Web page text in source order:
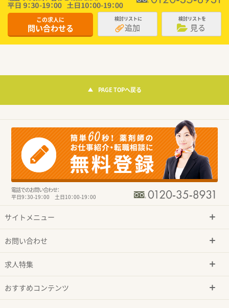
この求人に
問い合わせる
検討リストに
追加
検討リストを
見る
PAGE TOPへ戻る
電話でのお問い合わせ：
平日9：30-19：00 土日10：00-19：00
サイトメニュー
お問い合わせ
求人特集
おすすめコンテンツ